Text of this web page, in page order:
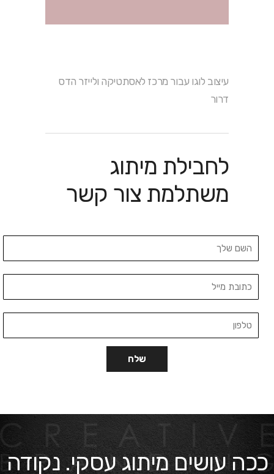
עיצוב לוגו עבור מרכז לאסתטיקה ולייזר הדס
דרור
לחבילת מיתוג
משתלמת צור קשר
ככה עושים מיתוג עסקי. נקודה